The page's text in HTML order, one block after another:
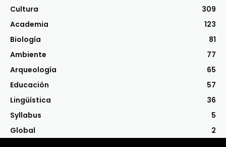
Cultura
309
Academia
123
Biología
81
Ambiente
77
Arqueología
65
Educación
57
Lingüística
36
Syllabus
5
Global
2